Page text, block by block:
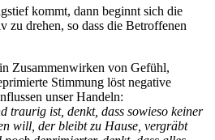
kommt, dann beginnt sich die
zu drehen, so dass die Betroffenen
Zusammenwirken von Gefühl,
Stimmung löst negative
unser Handeln:
traurig ist, denkt, dass sowieso keiner
will, der bleibt zu Hause, vergräbt